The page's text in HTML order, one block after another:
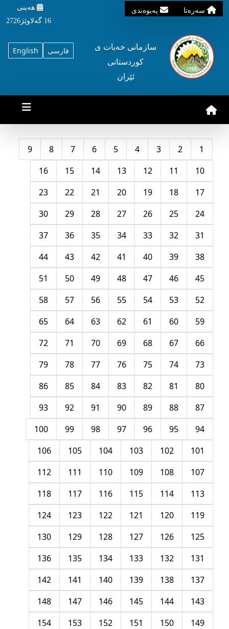
سه‌ره‌تا په‌یوه‌ندی
هه‌ینی
16 گه‌لاوێژ2726
English فارسی
سازمانی خه‌بات ی
کوردستانی
ئێران
1
2
3
4
5
6
7
8
9
10
11
12
13
14
15
16
17
18
19
20
21
22
23
24
25
26
27
28
29
30
31
32
33
34
35
36
37
38
39
40
41
42
43
44
45
46
47
48
49
50
51
52
53
54
55
56
57
58
59
60
61
62
63
64
65
66
67
68
69
70
71
72
73
74
75
76
77
78
79
80
81
82
83
84
85
86
87
88
89
90
91
92
93
94
95
96
97
98
99
100
101
102
103
104
105
106
107
108
109
110
111
112
113
114
115
116
117
118
119
120
121
122
123
124
125
126
127
128
129
130
131
132
133
134
135
136
137
138
139
140
141
142
143
144
145
146
147
148
149
150
151
152
153
154